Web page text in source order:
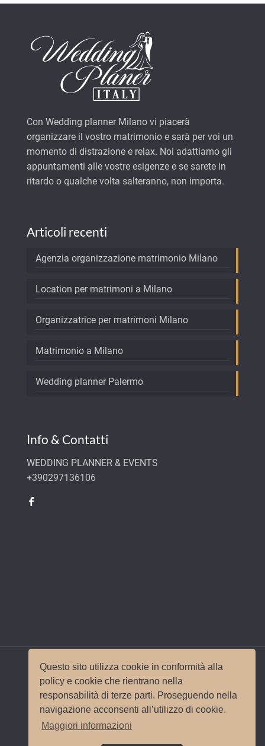
Questo sito utilizza cookie in conformità alla
policy e cookie che rientrano nella
responsabilità di terze parti. Proseguendo nella
navigazione acconsenti all’utilizzo di cookie.
Maggiori informazioni
Con Wedding planner Milano vi piacerà
organizzare il vostro matrimonio e sarà per voi un
momento di distrazione e relax. Noi adattiamo gli
appuntamenti alle vostre esigenze e se sarete in
ritardo o qualche volta salteranno, non importa.
Articoli recenti
Agenzia organizzazione matrimonio Milano
Location per matrimoni a Milano
Organizzatrice per matrimoni Milano
Matrimonio a Milano
Wedding planner Palermo
Info & Contatti
WEDDING PLANNER & EVENTS
+390297136106
© 2017 Wedding Planner Milano Italy |Mappa del
sito|Privacy e Cookie PolicySito e
posizionamento realizzato dall'